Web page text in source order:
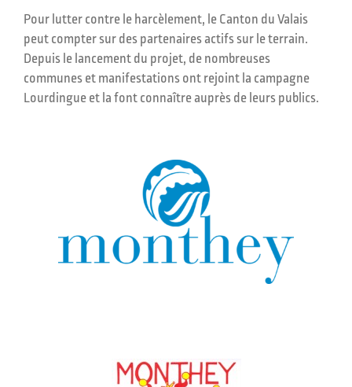
Pour lutter contre le harcèlement, le Canton du Valais
peut compter sur des partenaires actifs sur le terrain.
Depuis le lancement du projet, de nombreuses
communes et manifestations ont rejoint la campagne
Lourdingue et la font connaître auprès de leurs publics.